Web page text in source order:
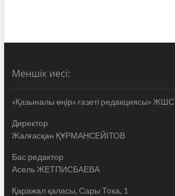
Меншік иесі:
«Қазыналы өңір» газеті редакциясы» ЖШС
Директор
Жалғасқан ҚҰРМАНСЕЙІТОВ
Бас редактор
Асель ЖЕТПИСБАЕВА
Қаражал қаласы, Сары Тока, 1